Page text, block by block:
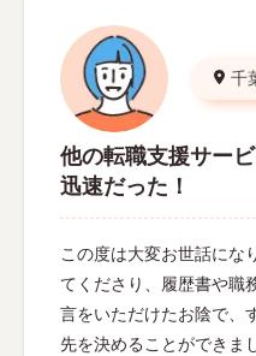
千
他の転職支援サー
迅速だった！
この度は大変お世話にな
てくださり、履歴書や職
言をいただけたお陰で、
先を決めることができま